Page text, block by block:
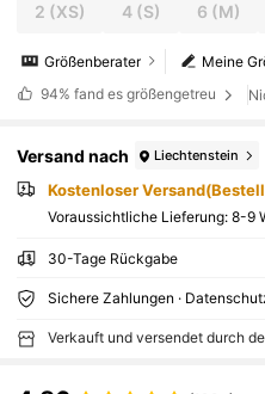
2 (XS) 4(S) 6 (M)
Meine
Größenberater
94% fand es größengetreu
Versand nach Liechtenstein
Kostenloser
Voraussichtliche Lieferung: 8-9
30-Tage Rückgabe
Sichere Zahlungen ·
Verkauft und versendet durch